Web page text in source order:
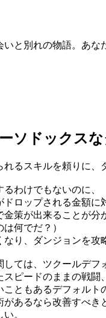
と別れの物語。あな
ソドックス
るスキルを頼りに、
わけでもないのに、
ドロップされる金額
策が出来ることが分
何でだ？）
り、ダンジョンを攻
ては、ツクールデフ
ピードのままの戦闘
ともあるデフォルト
あるなら改善すべき
。